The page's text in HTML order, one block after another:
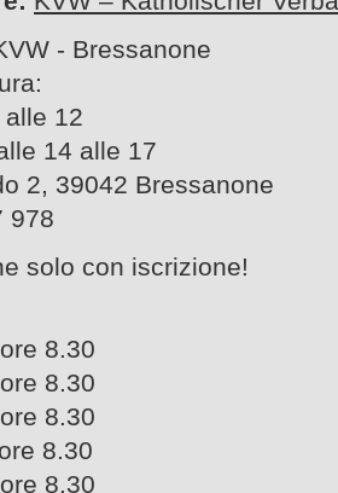
- Bressanone
alle 12
14 alle 17
2, 39042 Bressanone
978
solo con iscrizione!
8.30
8.30
8.30
8.30
8.30